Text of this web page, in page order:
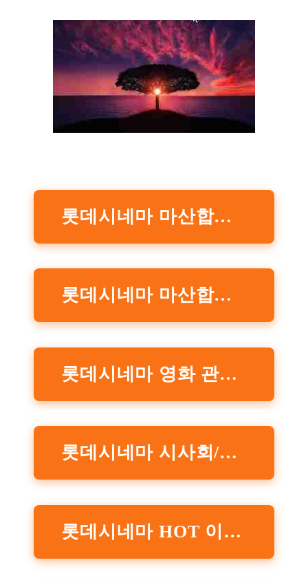
롯데시네마 마산합성동 실시간 상영시간표 확인하기
롯데시네마 마산합성동 예매하러가기
롯데시네마 영화 관련 이벤트 정보 확인하기
롯데시네마 시사회/무대인 관련 이벤트 정보 확인하기
롯데시네마 HOT 이벤트 정보 확인하기